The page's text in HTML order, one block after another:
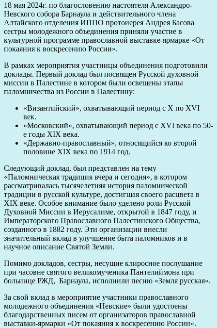
18 мая 2024г. по благословению настоятеля Александро-
Невского собора Барнаула и действительного члена
Алтайского отделения ИППО протоиерея Андрея Басова
сестры молодежного объединения приняли участие в
культурной программе православной выставке-ярмарке «От
покаяния к воскресению России».
В рамках мероприятия участницы объединения подготовили
доклады. Первый доклад был посвящен Русской духовной
миссии в Палестине в котором были освещены этапы
паломничества из России в Палестину:
«Византийский», охватывающий период с X по XVI
век.
«Московский», охватывающий период с XVI века по 50-
е годы XIX века.
«Державно-православный», относящийся ко второй
половине XIX века по 1914 год.
Следующий доклад, был представлен на тему
«Паломническая традиция вчера и сегодня», в котором
рассматривалась тысячелетняя история паломнической
традиции в русской культуре, достигшая своего расцвета в
XIX веке. Особое внимание было уделено роли Русской
Духовной Миссии в Иерусалиме, открытой в 1847 году, и
Императорского Православного Палестинского Общества,
созданного в 1882 году. Эти организации внесли
значительный вклад в улучшение быта паломников и в
научное описание Святой Земли.
Помимо докладов, сестры, несущие клиросное послушание
при часовне святого великомученика Пантелиймона при
больнице РЖД, Барнаула, исполнили песню «Земля русская».
За свой вклад в мероприятие участники православного
молодежного объединения «Невские» были удостоены
благодарственных писем от организаторов православной
выставки-ярмарки «От покаяния к воскресению России».